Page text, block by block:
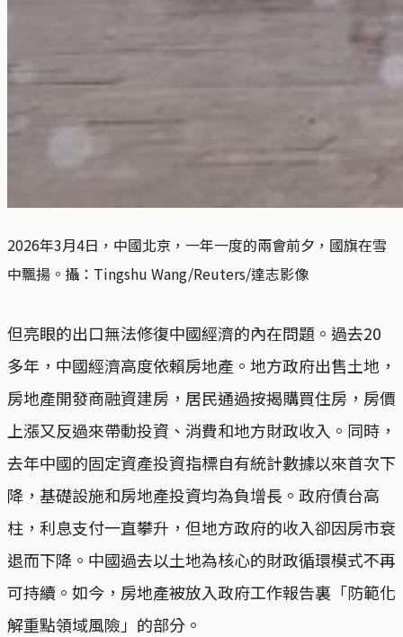
2026年3月4日，中國北京，一年一度的兩會前夕，國旗在雪
中飄揚。攝：Tingshu Wang/Reuters/達志影像
但亮眼的出口無法修復中國經濟的內在問題。過去20
多年，中國經濟高度依賴房地產。地方政府出售土地，
房地產開發商融資建房，居民通過按揭購買住房，房價
上漲又反過來帶動投資、消費和地方財政收入。同時，
去年中國的固定資產投資指標自有統計數據以來首次下
降，基礎設施和房地產投資均為負增長。政府債台高
柱，利息支付一直攀升，但地方政府的收入卻因房市衰
退而下降。中國過去以土地為核心的財政循環模式不再
可持續。如今，房地產被放入政府工作報告裏「防範化
解重點領域風險」的部分。